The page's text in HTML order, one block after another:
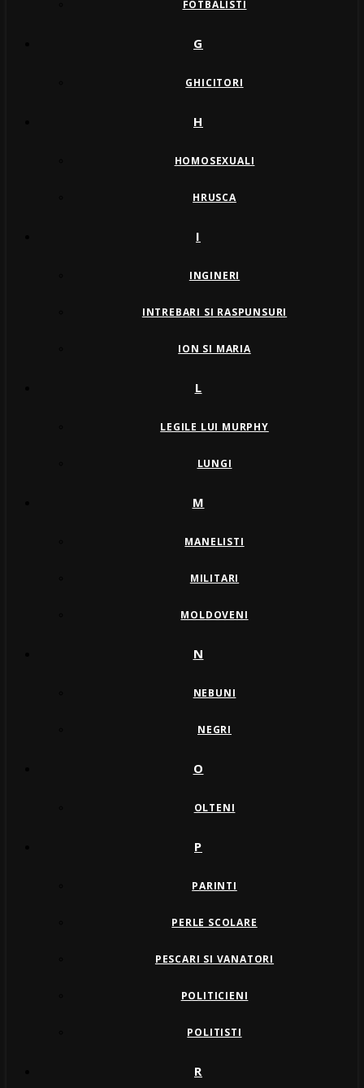
FOTBALISTI
G
GHICITORI
H
HOMOSEXUALI
HRUSCA
I
INGINERI
INTREBARI SI RASPUNSURI
ION SI MARIA
L
LEGILE LUI MURPHY
LUNGI
M
MANELISTI
MILITARI
MOLDOVENI
N
NEBUNI
NEGRI
O
OLTENI
P
PARINTI
PERLE SCOLARE
PESCARI SI VANATORI
POLITICIENI
POLITISTI
R